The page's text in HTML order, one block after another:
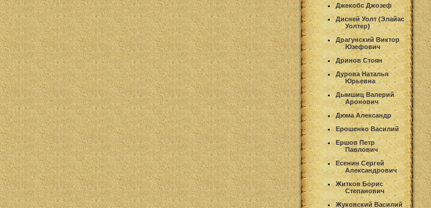
Джекобс Джозеф
Дисней Уолт (Элайас
Уолтер)
Драгунский Виктор
Юзефович
Дринов Стоян
Дурова Наталья
Юрьевна
Дымшиц Валерий
Аронович
Дюма Александр
Ерошенко Василий
Ершов Петр
Павлович
Есенин Сергей
Александрович
Житков Борис
Степанович
Жуковский Василий